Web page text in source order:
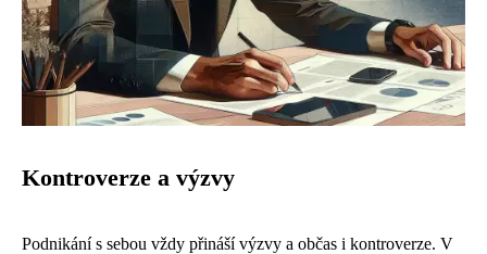
Kontroverze a výzvy
Podnikání s sebou vždy přináší výzvy a občas i kontroverze. V